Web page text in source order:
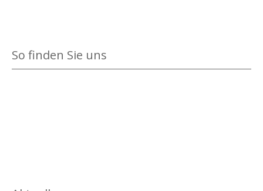
So finden Sie uns